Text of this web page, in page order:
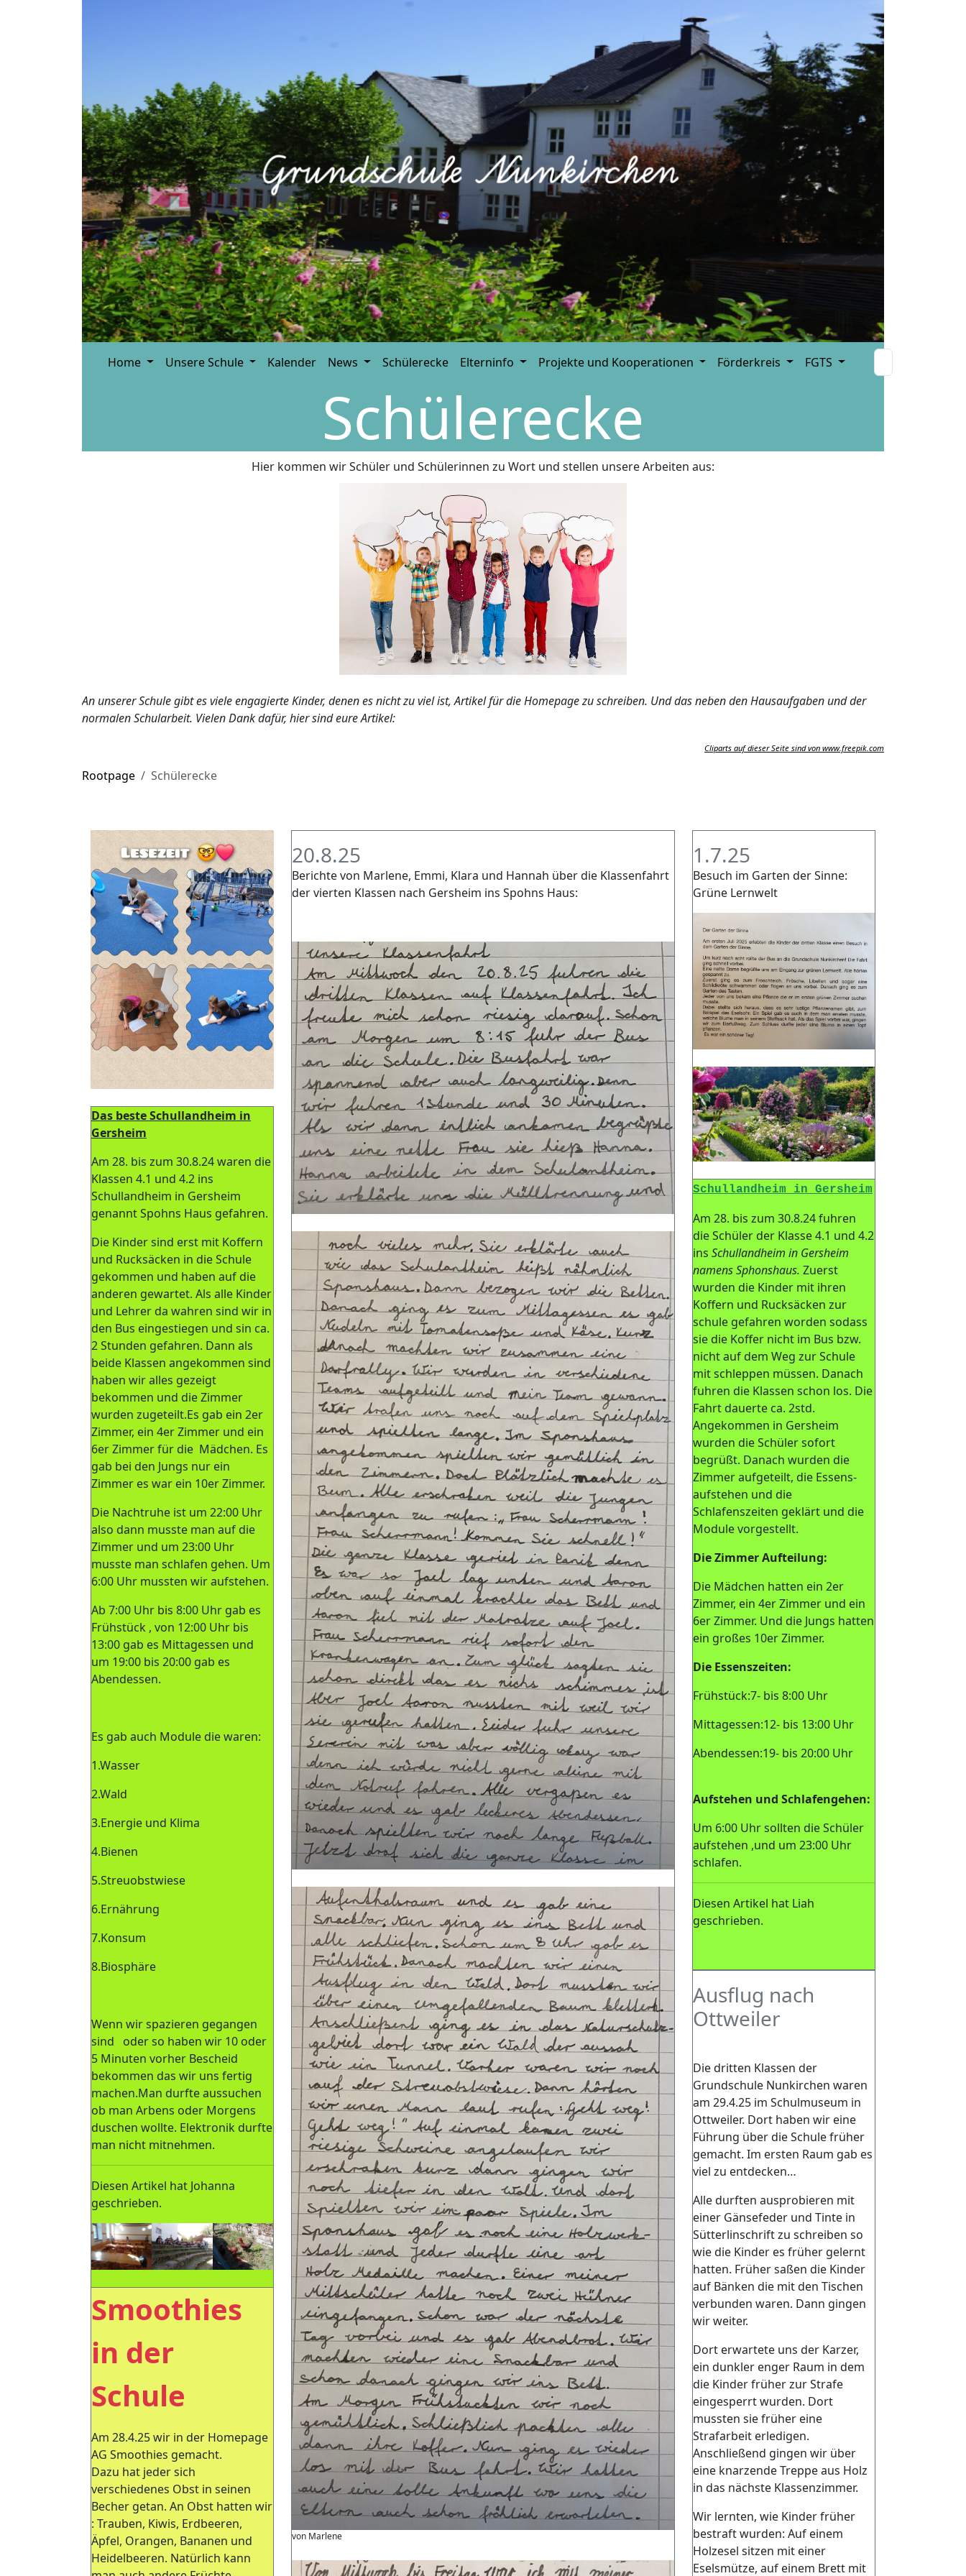
Home Unsere Schule Kalender News Schülerecke Elterninfo Projekte und Kooperationen Förderkreis FGTS
Schülerecke
Hier kommen wir Schüler und Schülerinnen zu Wort und stellen unsere Arbeiten aus:
An unserer Schule gibt es viele engagierte Kinder, denen es nicht zu viel ist, Artikel für die Homepage zu schreiben. Und das neben den Hausaufgaben und der
normalen Schularbeit. Vielen Dank dafür, hier sind eure Artikel:
Cliparts auf dieser Seite sind von www.freepik.com
Rootpage Schülerecke
Das beste Schullandheim in
Gersheim
Am 28. bis zum 30.8.24 waren die
Klassen 4.1 und 4.2 ins
Schullandheim in Gersheim
genannt Spohns Haus gefahren.
Die Kinder sind erst mit Koffern
und Rucksäcken in die Schule
gekommen und haben auf die
anderen gewartet. Als alle Kinder
und Lehrer da wahren sind wir in
den Bus eingestiegen und sin ca.
2 Stunden gefahren. Dann als
beide Klassen angekommen sind
haben wir alles gezeigt
bekommen und die Zimmer
wurden zugeteilt.Es gab ein 2er
Zimmer, ein 4er Zimmer und ein
6er Zimmer für die Mädchen. Es
gab bei den Jungs nur ein
Zimmer es war ein 10er Zimmer.
Die Nachtruhe ist um 22:00 Uhr
also dann musste man auf die
Zimmer und um 23:00 Uhr
musste man schlafen gehen. Um
6:00 Uhr mussten wir aufstehen.
Ab 7:00 Uhr bis 8:00 Uhr gab es
Frühstück , von 12:00 Uhr bis
13:00 gab es Mittagessen und
um 19:00 bis 20:00 gab es
Abendessen.
Es gab auch Module die waren:
1.Wasser
2.Wald
3.Energie und Klima
4.Bienen
5.Streuobstwiese
6.Ernährung
7.Konsum
8.Biosphäre
Wenn wir spazieren gegangen
sind oder so haben wir 10 oder
5 Minuten vorher Bescheid
bekommen das wir uns fertig
machen.Man durfte aussuchen
ob man Arbens oder Morgens
duschen wollte. Elektronik durfte
man nicht mitnehmen.
Diesen Artikel hat Johanna
geschrieben.
Smoothies
in der
Schule
Am 28.4.25 wir in der Homepage
AG Smoothies gemacht.
Dazu hat jeder sich
verschiedenes Obst in seinen
Becher getan. An Obst hatten wir
: Trauben, Kiwis, Erdbeeren,
Äpfel, Orangen, Bananen und
Heidelbeeren. Natürlich kann
20.8.25
Berichte von Marlene, Emmi, Klara und Hannah über die Klassenfahrt
der vierten Klassen nach Gersheim ins Spohns Haus:
von Marlene
1.7.25
Besuch im Garten der Sinne:
Grüne Lernwelt
Schullandheim in Gersheim
Am 28. bis zum 30.8.24 fuhren
die Schüler der Klasse 4.1 und 4.2
ins Schullandheim in Gersheim
namens Sphonshaus. Zuerst
wurden die Kinder mit ihren
Koffern und Rucksäcken zur
schule gefahren worden sodass
sie die Koffer nicht im Bus bzw.
nicht auf dem Weg zur Schule
mit schleppen müssen. Danach
fuhren die Klassen schon los. Die
Fahrt dauerte ca. 2std.
Angekommen in Gersheim
wurden die Schüler sofort
begrüßt. Danach wurden die
Zimmer aufgeteilt, die Essens-
aufstehen und die
Schlafenszeiten geklärt und die
Module vorgestellt.
Die Zimmer Aufteilung:
Die Mädchen hatten ein 2er
Zimmer, ein 4er Zimmer und ein
6er Zimmer. Und die Jungs hatten
ein großes 10er Zimmer.
Die Essenszeiten:
Frühstück:7- bis 8:00 Uhr
Mittagessen:12- bis 13:00 Uhr
Abendessen:19- bis 20:00 Uhr
Aufstehen und Schlafengehen:
Um 6:00 Uhr sollten die Schüler
aufstehen ,und um 23:00 Uhr
schlafen.
Diesen Artikel hat Liah
geschrieben.
Ausflug nach
Ottweiler
Die dritten Klassen der
Grundschule Nunkirchen waren
am 29.4.25 im Schulmuseum in
Ottweiler. Dort haben wir eine
Führung über die Schule früher
gemacht. Im ersten Raum gab es
viel zu entdecken…
Alle durften ausprobieren mit
einer Gänsefeder und Tinte in
Sütterlinschrift zu schreiben so
wie die Kinder es früher gelernt
hatten. Früher saßen die Kinder
auf Bänken die mit den Tischen
verbunden waren. Dann gingen
wir weiter.
Dort erwartete uns der Karzer,
ein dunkler enger Raum in dem
die Kinder früher zur Strafe
eingesperrt wurden. Dort
mussten sie früher eine
Strafarbeit erledigen.
Anschließend gingen wir über
eine knarzende Treppe aus Holz
in das nächste Klassenzimmer.
Wir lernten, wie Kinder früher
bestraft wurden: Auf einem
Holzesel sitzen mit einer
Eselsmütze, auf einem Brett mit